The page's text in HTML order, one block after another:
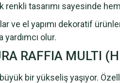
renkli tasarımı sayesinde
el yapımı dekoratif
olur.
RAFFIA MULTI
bir yükseliş yaşıyor.